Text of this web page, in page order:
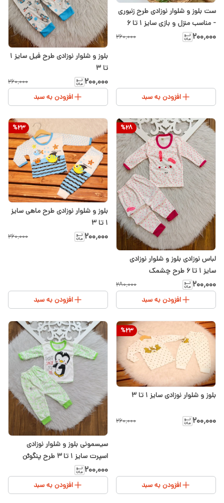
ست بلوز و شلوار نوزادی طرح زنبوری
- مناسب منزل و بازی سایز ۱ تا ۶
۲۰۰٬۰۰۰ ۲۶۰٬۰۰۰
افزودن به سبد
بلوز و شلوار نوزادی طرح فیل سایز ۱
تا ۳
۲۰۰٬۰۰۰ ۲۶۰٬۰۰۰
افزودن به سبد
%28
لباس نوزادی بلوز و شلوار نوزادی
سایز 1 تا ۶ طرح چشمک
۲۰۰٬۰۰۰ ۲۸۰٬۰۰۰
افزودن به سبد
%23
بلوز و شلوار نوزادی طرح ماهی سایز
۱ تا ۳
۲۰۰٬۰۰۰ ۲۶۰٬۰۰۰
افزودن به سبد
%23
بلوز و شلوار نوزادی سایز ۱ تا ۳
۲۰۰٬۰۰۰ ۲۶۰٬۰۰۰
افزودن به سبد
سیسمونی بلوز و شلوار نوزادی
اسپرت سایز 1 تا 3 طرح پنگوئن
اسپرت دختر و پسر
۲۰۰٬۰۰۰
افزودن به سبد